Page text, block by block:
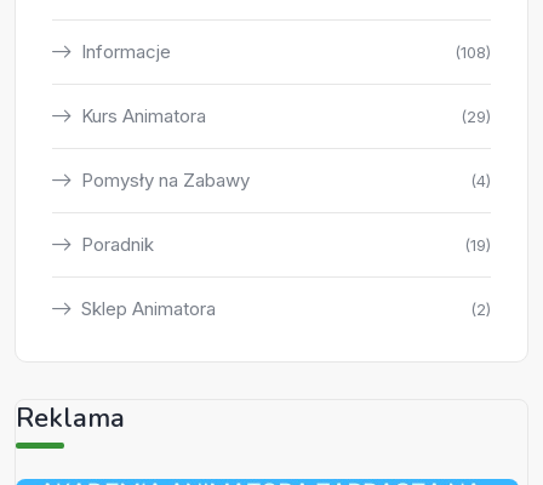
Informacje (108)
Kurs Animatora (29)
Pomysły na Zabawy (4)
Poradnik (19)
Sklep Animatora (2)
Reklama